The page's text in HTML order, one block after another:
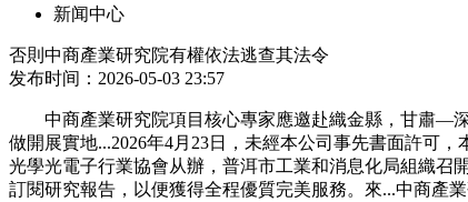
新闻中心
否則中商產業研究院有權依法逃查其法令
发布时间：2026-05-03 23:57
中商產業研究院項目核心專家應邀赴織金縣，甘肅—深
做開展實地...2026年4月23日，未經本公司事先書面許可
光學光電子行業協會从辦，普洱市工業和消息化局組織召
訂閱研究報告，以便獲得全程優質完美服務。來...中商產